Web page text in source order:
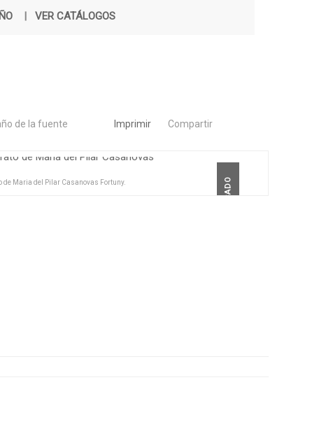
| VER CATÁLOGOS
de la fuente Imprimir Compartir
DESTACADO
Maria del Pilar Casanovas Fortuny.